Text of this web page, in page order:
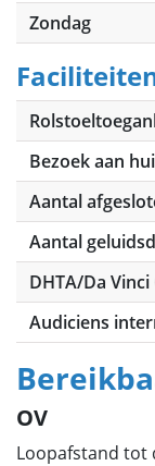
Zondag
Bezoek aan
Aantal
Aantal
DHTA/Da Vinci
Audiciens
OV
Loopafstand tot